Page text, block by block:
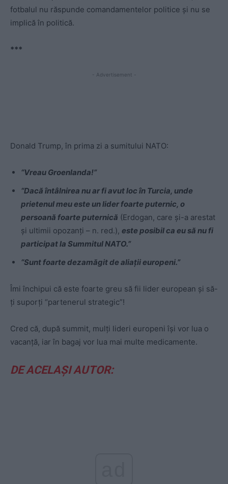
fotbalul nu răspunde comandamentelor politice și nu se
implică în politică.
***
- Advertisement -
Donald Trump, în prima zi a sumitului NATO:
“Vreau Groenlanda!”
“Dacă întâlnirea nu ar fi avut loc în Turcia, unde
prietenul meu este un lider foarte puternic, o
persoană foarte puternică (Erdogan, care și-a arestat
și ultimii opozanți – n. red.), este posibil ca eu să nu fi
participat la Summitul NATO.”
“Sunt foarte dezamăgit de aliații europeni.”
Îmi închipui că este foarte greu să fii lider european și să-
ți suporți “partenerul strategic”!
Cred că, după summit, mulți lideri europeni își vor lua o
vacanță, iar în bagaj vor lua mai multe medicamente.
DE ACELAȘI AUTOR: